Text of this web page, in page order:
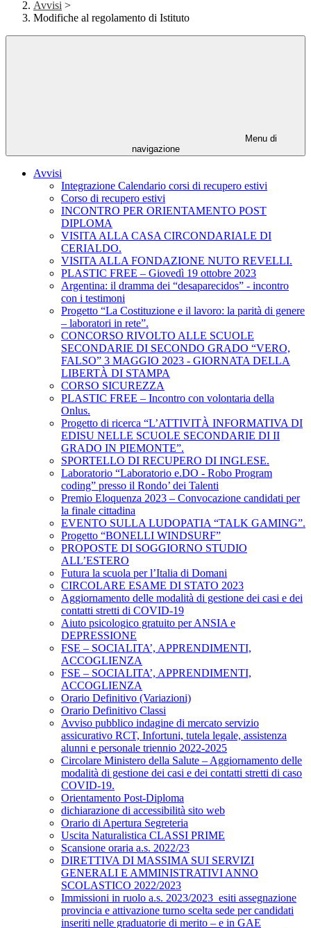
Avvisi >
Modifiche al regolamento di Istituto
Menu di
navigazione
Avvisi
Integrazione Calendario corsi di recupero estivi
Corso di recupero estivi
INCONTRO PER ORIENTAMENTO POST
DIPLOMA
VISITA ALLA CASA CIRCONDARIALE DI
CERIALDO.
VISITA ALLA FONDAZIONE NUTO REVELLI.
PLASTIC FREE – Giovedì 19 ottobre 2023
Argentina: il dramma dei “desaparecidos” - incontro
con i testimoni
Progetto “La Costituzione e il lavoro: la parità di genere
– laboratori in rete”.
CONCORSO RIVOLTO ALLE SCUOLE
SECONDARIE DI SECONDO GRADO “VERO,
FALSO” 3 MAGGIO 2023 - GIORNATA DELLA
LIBERTÀ DI STAMPA
CORSO SICUREZZA
PLASTIC FREE – Incontro con volontaria della
Onlus.
Progetto di ricerca “L’ATTIVITÀ INFORMATIVA DI
EDISU NELLE SCUOLE SECONDARIE DI II
GRADO IN PIEMONTE”.
SPORTELLO DI RECUPERO DI INGLESE.
Laboratorio “Laboratorio e.DO - Robo Program
coding” presso il Rondo’ dei Talenti
Premio Eloquenza 2023 – Convocazione candidati per
la finale cittadina
EVENTO SULLA LUDOPATIA “TALK GAMING”.
Progetto “BONELLI WINDSURF”
PROPOSTE DI SOGGIORNO STUDIO
ALL’ESTERO
Futura la scuola per l’Italia di Domani
CIRCOLARE ESAME DI STATO 2023
Aggiornamento delle modalità di gestione dei casi e dei
contatti stretti di COVID-19
Aiuto psicologico gratuito per ANSIA e
DEPRESSIONE
FSE – SOCIALITA’, APPRENDIMENTI,
ACCOGLIENZA
FSE – SOCIALITA’, APPRENDIMENTI,
ACCOGLIENZA
Orario Definitivo (Variazioni)
Orario Definitivo Classi
Avviso pubblico indagine di mercato servizio
assicurativo RCT, Infortuni, tutela legale, assistenza
alunni e personale triennio 2022-2025
Circolare Ministero della Salute – Aggiornamento delle
modalità di gestione dei casi e dei contatti stretti di caso
COVID-19.
Orientamento Post-Diploma
dichiarazione di accessibilità sito web
Orario di Apertura Segreteria
Uscita Naturalistica CLASSI PRIME
Scansione oraria a.s. 2022/23
DIRETTIVA DI MASSIMA SUI SERVIZI
GENERALI E AMMINISTRATIVI ANNO
SCOLASTICO 2022/2023
Immissioni in ruolo a.s. 2023/2023_esiti assegnazione
provincia e attivazione turno scelta sede per candidati
inseriti nelle graduatorie di merito – e in GAE